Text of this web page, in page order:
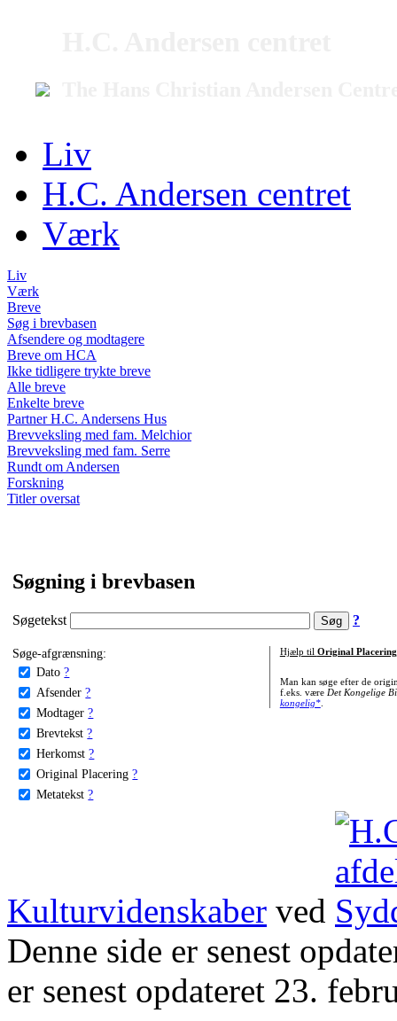
Liv
H.C. Andersen centret
Værk
Liv
Værk
Breve
Søg i brevbasen
Afsendere og modtagere
Breve om HCA
Ikke tidligere trykte breve
Alle breve
Enkelte breve
Partner H.C. Andersens Hus
Brevveksling med fam. Melchior
Brevveksling med fam. Serre
Rundt om Andersen
Forskning
Titler oversat
Søgning i brevbasen
Søgetekst ?
Søge-afgrænsning:
Dato ?
Afsender ?
Modtager ?
Brevtekst ?
Herkomst ?
Original Placering ?
Metatekst ?
Hjælp til Original Placering
Man kan søge efter de
f.eks. være Det Kongelige
kongelig*.
Kulturvidenskaber ved
Denne side er senest
er senest opdateret 23.